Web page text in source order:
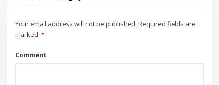
Your email address will not be published. Required fields are
marked *
Comment